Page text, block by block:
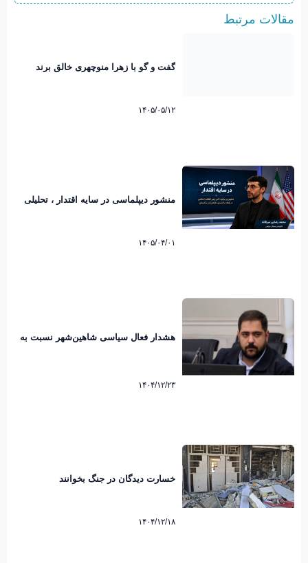
مقالات مرتبط
گفت و گو با زهرا منوچهری خالق برند
۱۴۰۵/۰۵/۱۲
منشور دیپلماسی در سایه اقتدار ، تحلیلی
میرقائد کارشناس مسائل سیاسی
۱۴۰۵/۰۴/۰۱
هشدار فعال سیاسی شاهین‌شهر نسبت به
۱۴۰۴/۱۲/۲۳
خسارت دیدگان در جنگ بخوانند
۱۴۰۴/۱۲/۱۸